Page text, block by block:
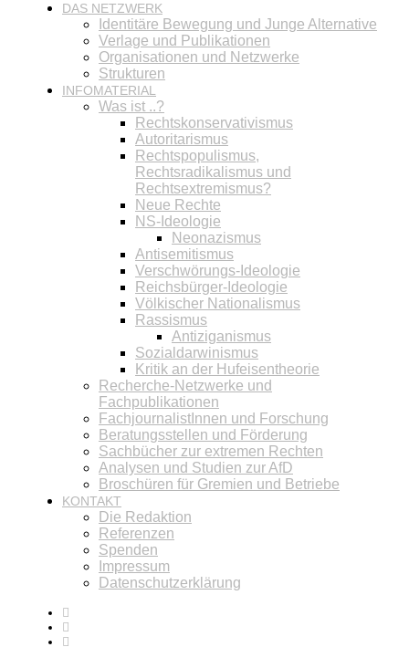
DAS NETZWERK
Identitäre Bewegung und Junge Alternative
Verlage und Publikationen
Organisationen und Netzwerke
Strukturen
INFOMATERIAL
Was ist ..?
Rechtskonservativismus
Autoritarismus
Rechtspopulismus,
Rechtsradikalismus und
Rechtsextremismus?
Neue Rechte
NS-Ideologie
Neonazismus
Antisemitismus
Verschwörungs-Ideologie
Reichsbürger-Ideologie
Völkischer Nationalismus
Rassismus
Antiziganismus
Sozialdarwinismus
Kritik an der Hufeisentheorie
Recherche-Netzwerke und
Fachpublikationen
FachjournalistInnen und Forschung
Beratungsstellen und Förderung
Sachbücher zur extremen Rechten
Analysen und Studien zur AfD
Broschüren für Gremien und Betriebe
KONTAKT
Die Redaktion
Referenzen
Spenden
Impressum
Datenschutzerklärung